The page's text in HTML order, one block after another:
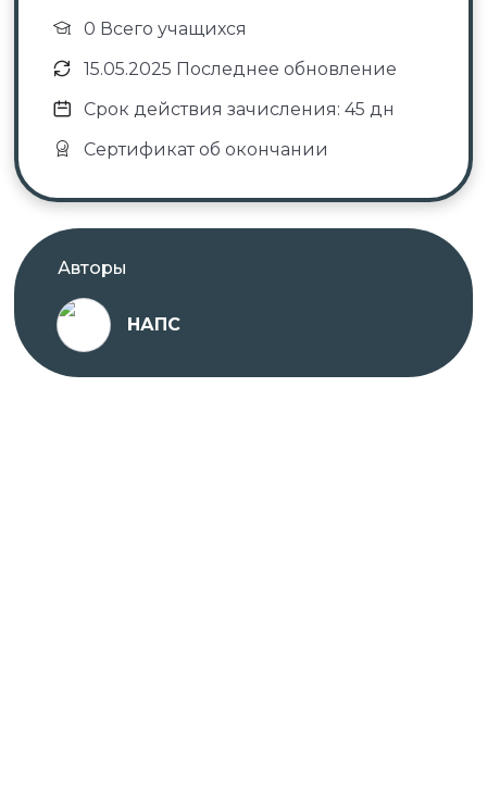
0 Всего учащихся
15.05.2025 Последнее обновление
Срок действия зачисления: 45 дн
Сертификат об окончании
Авторы
НАПС